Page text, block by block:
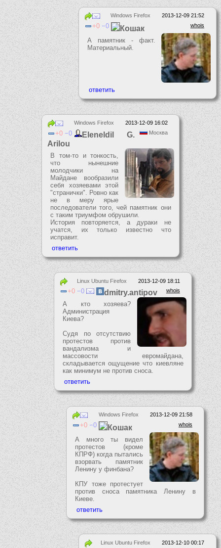
2013-12-09 21:52
Windows Firefox
whois
0 0 Кошак
А памятник - факт.
Материальный.
2013-12-09 16:02
Windows Firefox
Москва
0 0
Eleneldil G.
Arilou
В том-то и тонкость,
что нынешние
молодчики на
Майдане вообразили
себя хозяевами этой
"странички". Ровно как
не в меру ярые
последователи того, чей памятник они
с таким триумфом обрушили.
История повторяется, а дураки не
учатся, их только известно что
исправит.
2013-12-09 18:11
Linux Ubuntu Firefox
whois
0 0 dmitry.antipov
А кто хозяева?
Администрация
Киева?
Судя по отсутствию
протестов против
вандализма и
массовости евромайдана,
складывается ощущение что киевляне
как минимум не против сноса.
2013-12-09 21:58
Windows Firefox
whois
0 0 Кошак
А много ты видел
протестов (кроме
КПРФ) когда пытались
взорвать памятник
Ленину у финбана?
КПУ тоже протестует
против сноса памятника Ленину в
Киеве.
2013-12-10 00:17
Linux Ubuntu Firefox